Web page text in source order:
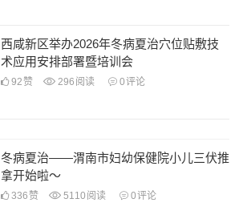
西咸新区举办2026年冬病夏治穴位贴敷技
术应用安排部署暨培训会
92 赞 296 阅读 0评论
冬病夏治——渭南市妇幼保健院小儿三伏推
拿开始啦～
336 赞 5110 阅读 0评论